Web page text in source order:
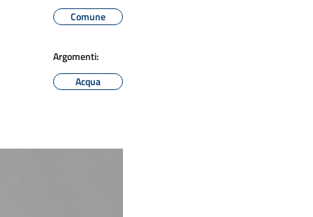
Comune
Argomenti:
Acqua